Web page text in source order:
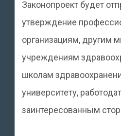
Законопроект будет
утверждение
организациям, другим
учреждениям
школам
университету,
заинтересованным